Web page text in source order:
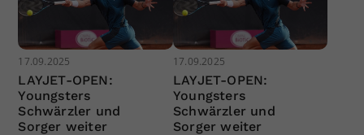
17.09.2025
LAYJET-OPEN:
Youngsters
Schwärzler und
Sorger weiter
17.09.2025
LAYJET-OPEN:
Youngsters
Schwärzler und
Sorger weiter